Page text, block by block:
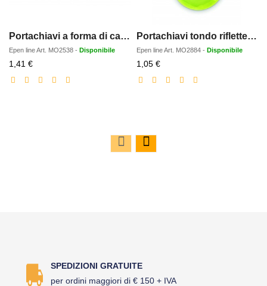
Portachiavi a forma di casa
Epen lineArt. MO2538 - Disponibile
1,41 €Prezzo
scontato
Portachiavi tondo riflettente
Epen lineArt. MO2884 - Disponibile
1,05 €Prezzo
scontato
SPEDIZIONI GRATUITE
per ordini maggiori di € 150 + IVA